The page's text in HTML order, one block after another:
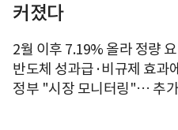
커졌다
2월 이후 7.19% 올라 정량
반도체 성과급·비규제 효과
정부 "시장 모니터링"… 추